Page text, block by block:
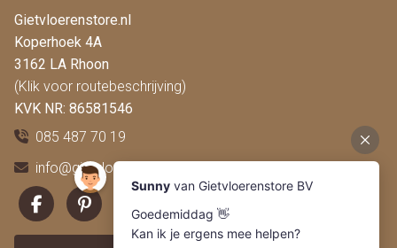
Gietvloerenstore.nl
Koperhoek 4A
3162 LA Rhoon
(Klik voor routebeschrijving)
KVK NR: 86581546
085 487 70 19
info@gietvloerenstore.nl